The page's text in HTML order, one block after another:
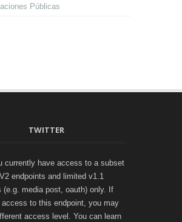
Públicas
TWITTER
currently have access to a subset
endpoints and limited v1.1
(e.g. media post, oauth) only. If
access to this endpoint, you may
access level. You can learn